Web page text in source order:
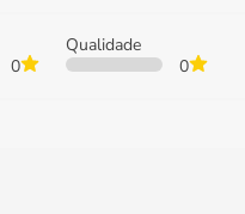
0
Qualidade
0